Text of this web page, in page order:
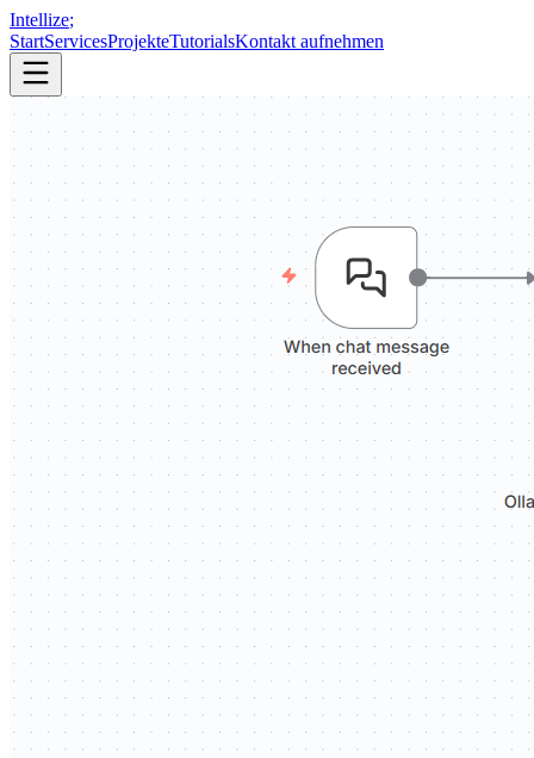
Intellize;
StartServicesProjekteTutorialsKontakt aufnehmen